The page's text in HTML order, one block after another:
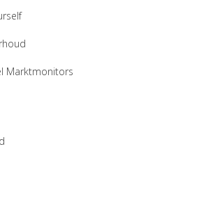
Marktmonitors